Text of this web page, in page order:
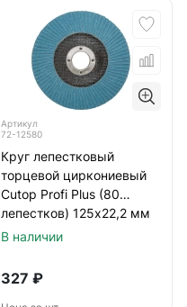
Артикул
72-12580
Круг лепестковый
торцевой циркониевый
Cutop Profi Plus (80
лепестков) 125х22,2 мм
Р80 (CUTOP)
В наличии
327 ₽